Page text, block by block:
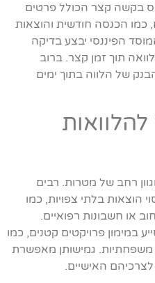
בקשה קצר הכולל פרטים
כמו הכנסה חודשית והוצאות
הפיננסי יבצע בדיקה
תוך זמן קצר. ברוב
של הלווה בתוך ימים
רחב של מטרות. רבים
הוצאות בלתי צפויות, כמו
או חשבונות רפואיים.
במימון פרויקטים קטנים, כמו
משפחתיות. גמישותן מאפשרת
האישיים.